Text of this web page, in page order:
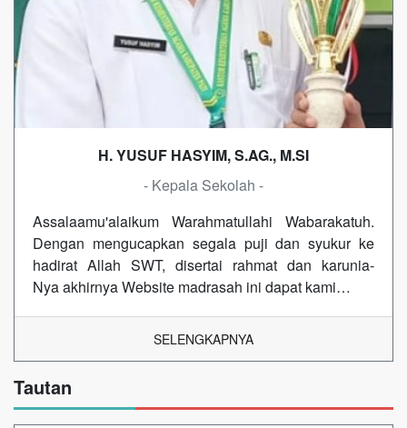
H. YUSUF HASYIM, S.AG., M.SI
- Kepala Sekolah -
Assalaamu'alaikum Warahmatullahi Wabarakatuh.
Dengan mengucapkan segala puji dan syukur ke
hadirat Allah SWT, disertai rahmat dan karunia-
Nya akhirnya Website madrasah ini dapat kami…
SELENGKAPNYA
Tautan